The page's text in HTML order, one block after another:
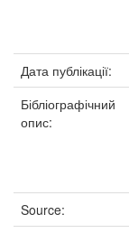
Дата публікації:
Бібліографічний
опис:
Source: